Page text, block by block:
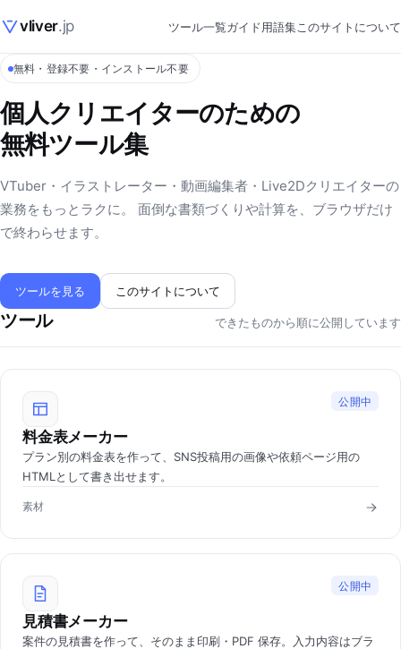
vliver.jp ツール一覧ガイド用語集このサイトについて
無料・登録不要・インストール不要
個人クリエイターのための
無料ツール集
VTuber・イラストレーター・動画編集者・Live2Dクリエイターの
業務をもっとラクに。 面倒な書類づくりや計算を、ブラウザだけ
で終わらせます。
ツールを見る このサイトについて
ツール できたものから順に公開しています
公開中
料金表メーカー
プラン別の料金表を作って、SNS投稿用の画像や依頼ページ用の
HTMLとして書き出せます。
素材
公開中
見積書メーカー
案件の見積書を作って、そのまま印刷・PDF 保存。入力内容はブラ